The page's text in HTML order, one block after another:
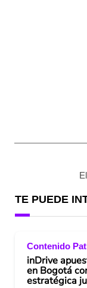
TE PUEDE
Contenido
inDrive
en Bogotá
estratégica